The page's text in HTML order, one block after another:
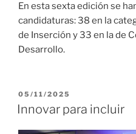
En esta sexta edición se
candidaturas: 38 en la
de Inserción y 33 en la de
Desarrollo.
05/11/2025
Innovar para incluir